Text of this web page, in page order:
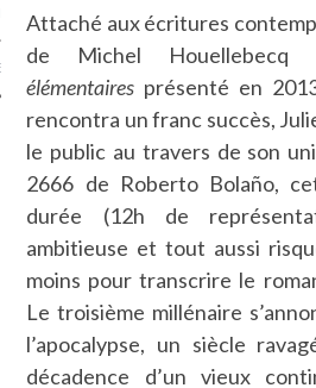
Attaché aux écritures
de Michel
élémentaires présenté en
rencontra un franc succès,
le public au travers de son
2666 de Roberto Bolaño,
durée (12h de
ambitieuse et tout aussi
moins pour transcrire le
Le troisième millénaire
l’apocalypse, un siècle
décadence d’un vieux